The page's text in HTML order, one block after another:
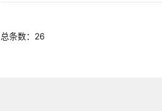
总条数：26